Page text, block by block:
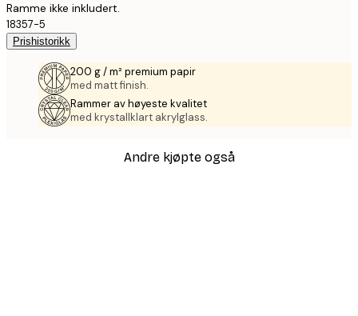
Ramme ikke inkludert.
18357-5
Prishistorikk
200 g / m² premium papir
med matt finish.
Rammer av høyeste kvalitet
med krystallklart akrylglass.
Andre kjøpte også